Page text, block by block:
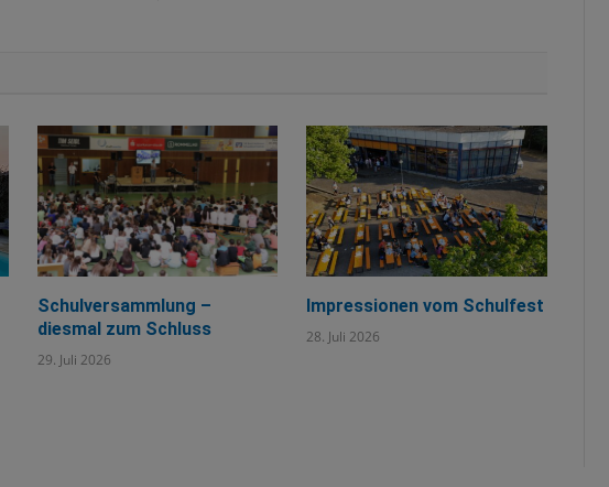
Schulversammlung –
diesmal zum Schluss
29. Juli 2026
Impressionen vom Schulfest
28. Juli 2026